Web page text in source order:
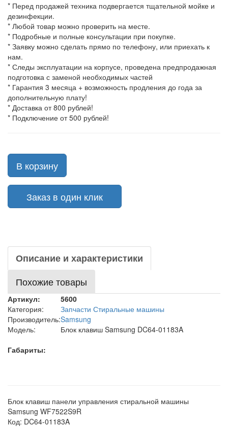
* Перед продажей техника подвергается тщательной мойке и
дезинфекции.
* Любой товар можно проверить на месте.
* Подробные и полные консультации при покупке.
* Заявку можно сделать прямо по телефону, или приехать к
нам.
* Следы эксплуатации на корпусе, проведена предпродажная
подготовка с заменой необходимых частей
* Гарантия 3 месяца + возможность продления до года за
дополнительную плату!
* Доставка от 800 рублей!
* Подключение от 500 рублей!
В корзину
Заказ в один клик
Описание и характеристики
Похожие товары
Артикул:
5600
Категория:
Запчасти Стиральные машины
Производитель:Samsung
Модель:
Блок клавиш Samsung DC64-01183A
Габариты:
Блок клавиш панели управления стиральной машины
Samsung WF7522S9R
Код: DC64-01183A